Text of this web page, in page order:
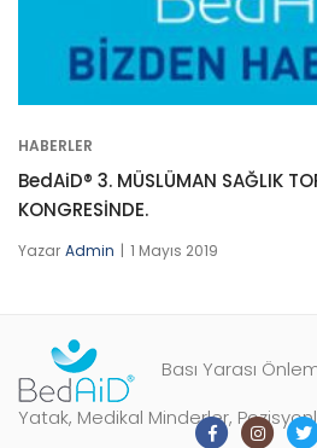
HABERLER
BedAiD® 3. MÜSLÜMAN SAĞLIK
KONGRESİNDE.
Yazar Admin 1 Mayıs 2019
Bası Yarası
Yatak, Medikal Minderler,